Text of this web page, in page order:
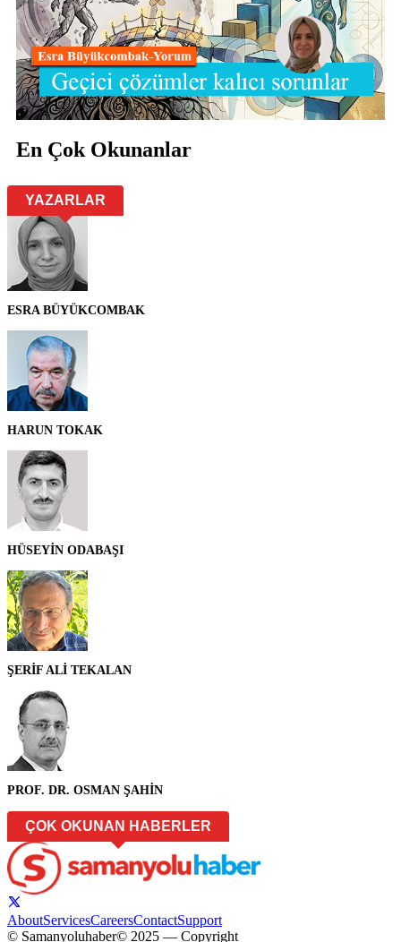
En Çok Okunanlar
YAZARLAR
ESRA BÜYÜKCOMBAK
HARUN TOKAK
HÜSEYİN ODABAŞI
ŞERİF ALİ TEKALAN
PROF. DR. OSMAN ŞAHİN
ÇOK OKUNAN HABERLER
AboutServicesCareersContactSupport
© Samanyoluhaber© 2025 — Copyright